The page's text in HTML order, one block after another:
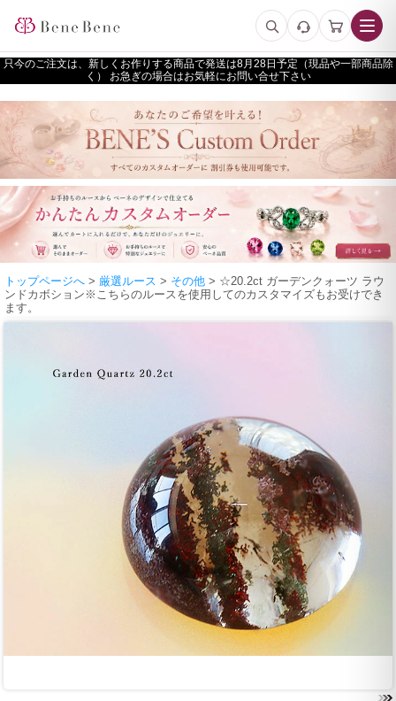
只今のご注文は、新しくお作りする商品で発送は
予定（現品や一部商品除
く） お急ぎの場合はお気軽にお問い合せ下さい
トップページへ > 厳選ルース > その他 > ☆20.2ct ガーデンクォーツ ラウ
ンドカボション※こちらのルースを使用してのカスタマイズもお受けでき
ます。